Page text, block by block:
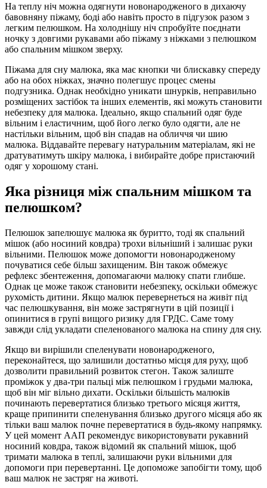
На теплу ніч можна одягнути новонародженого в дихаючу
бавовняну піжаму, боді або навіть просто в підгузок разом з
легким пелюшком. На холоднішу ніч спробуйте поєднати
ночку з довгими рукавами або піжаму з ніжками з пелюшком
або спальним мішком зверху.
Піжама для сну малюка, яка має кнопки чи блискавку спереду
або на обох ніжках, значно полегшує процес смены
подгузника. Однак необхідно уникати шнурків, неправильно
розміщених застібок та інших елементів, які можуть становити
небезпеку для малюка. Ідеально, якщо спальний одяг буде
вільним і еластичним, щоб його легко було одягти, але не
настільки вільним, щоб він спадав на обличчя чи шию
малюка. Віддавайте перевагу натуральним матеріалам, які не
дратуватимуть шкіру малюка, і вибирайте добре пристаючий
одяг у хорошому стані.
Яка різниця між спальним мішком та
пелюшком?
Пелюшок запелюшує малюка як буритто, тоді як спальний
мішок (або носиний ковдра) трохи вільніший і залишає руки
вільними. Пелюшок може допомогти новонародженому
почуватися себе більш захищеним. Він також обмежує
рефлекс збентеження, допомагаючи малюку спати глибше.
Однак це може також становити небезпеку, оскільки обмежує
рухомість дитини. Якщо малюк перевернеться на живіт під
час пелюшкування, він може застрягнути в цій позиції і
опинитися в групі вищого ризику для ГРДС. Саме тому
завжди слід укладати спеленованого малюка на спину для сну.
Якщо ви вирішили спеленувати новонародженого,
переконайтеся, що залишили достатньо місця для руху, щоб
дозволити правильний розвиток стегон. Також залиште
проміжок у два-три пальці між пелюшком і грудьми малюка,
щоб він міг вільно дихати. Оскільки більшість малюків
починають перевертатися близько третього місяця життя,
краще припинити спеленування близько другого місяця або як
тільки ваш малюк почне перевертатися в будь-якому напрямку.
У цей момент ААП рекомендує використовувати рукавний
носиний ковдра, також відомий як спальний мішок, щоб
тримати малюка в теплі, залишаючи руки вільними для
допомоги при перевертанні. Це допоможе запобігти тому, щоб
ваш малюк не застряг на животі.